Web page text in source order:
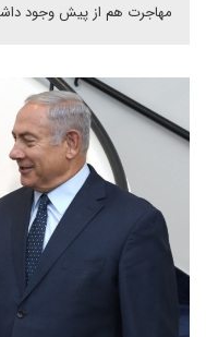
مهاجرت هم از پیش وجود